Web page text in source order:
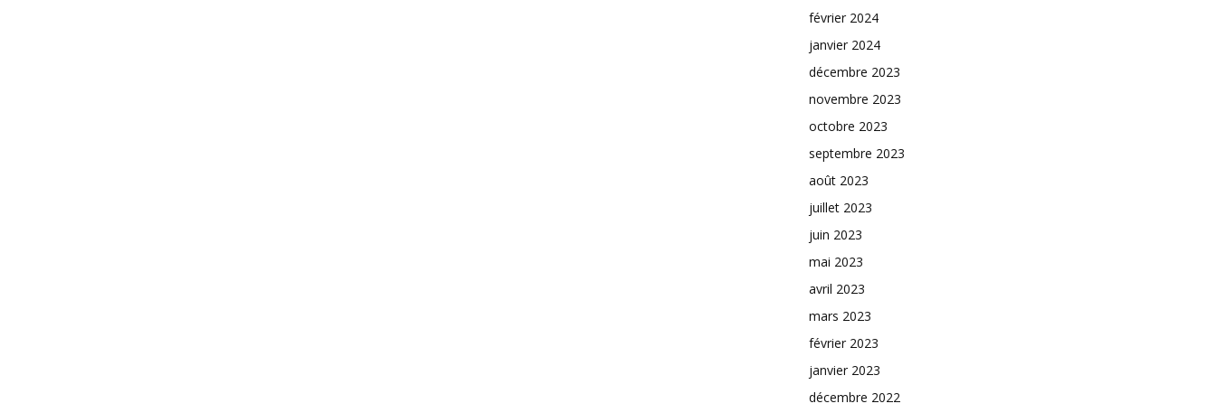
février 2024
janvier 2024
décembre 2023
novembre 2023
octobre 2023
septembre 2023
août 2023
juillet 2023
juin 2023
mai 2023
avril 2023
mars 2023
février 2023
janvier 2023
décembre 2022